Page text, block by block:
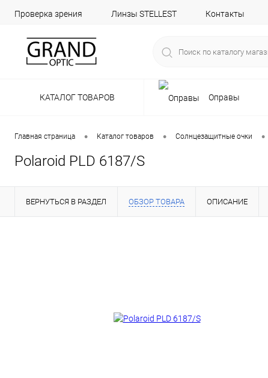
Проверка зрения Линзы STELLEST Контакты
КАТАЛОГ ТОВАРОВ Оправы
Главная страница • Каталог товаров • Солнцезащитные очки •
Polaroid PLD 6187/S
ВЕРНУТЬСЯ В РАЗДЕЛ ОБЗОР ТОВАРА ОПИСАНИЕ